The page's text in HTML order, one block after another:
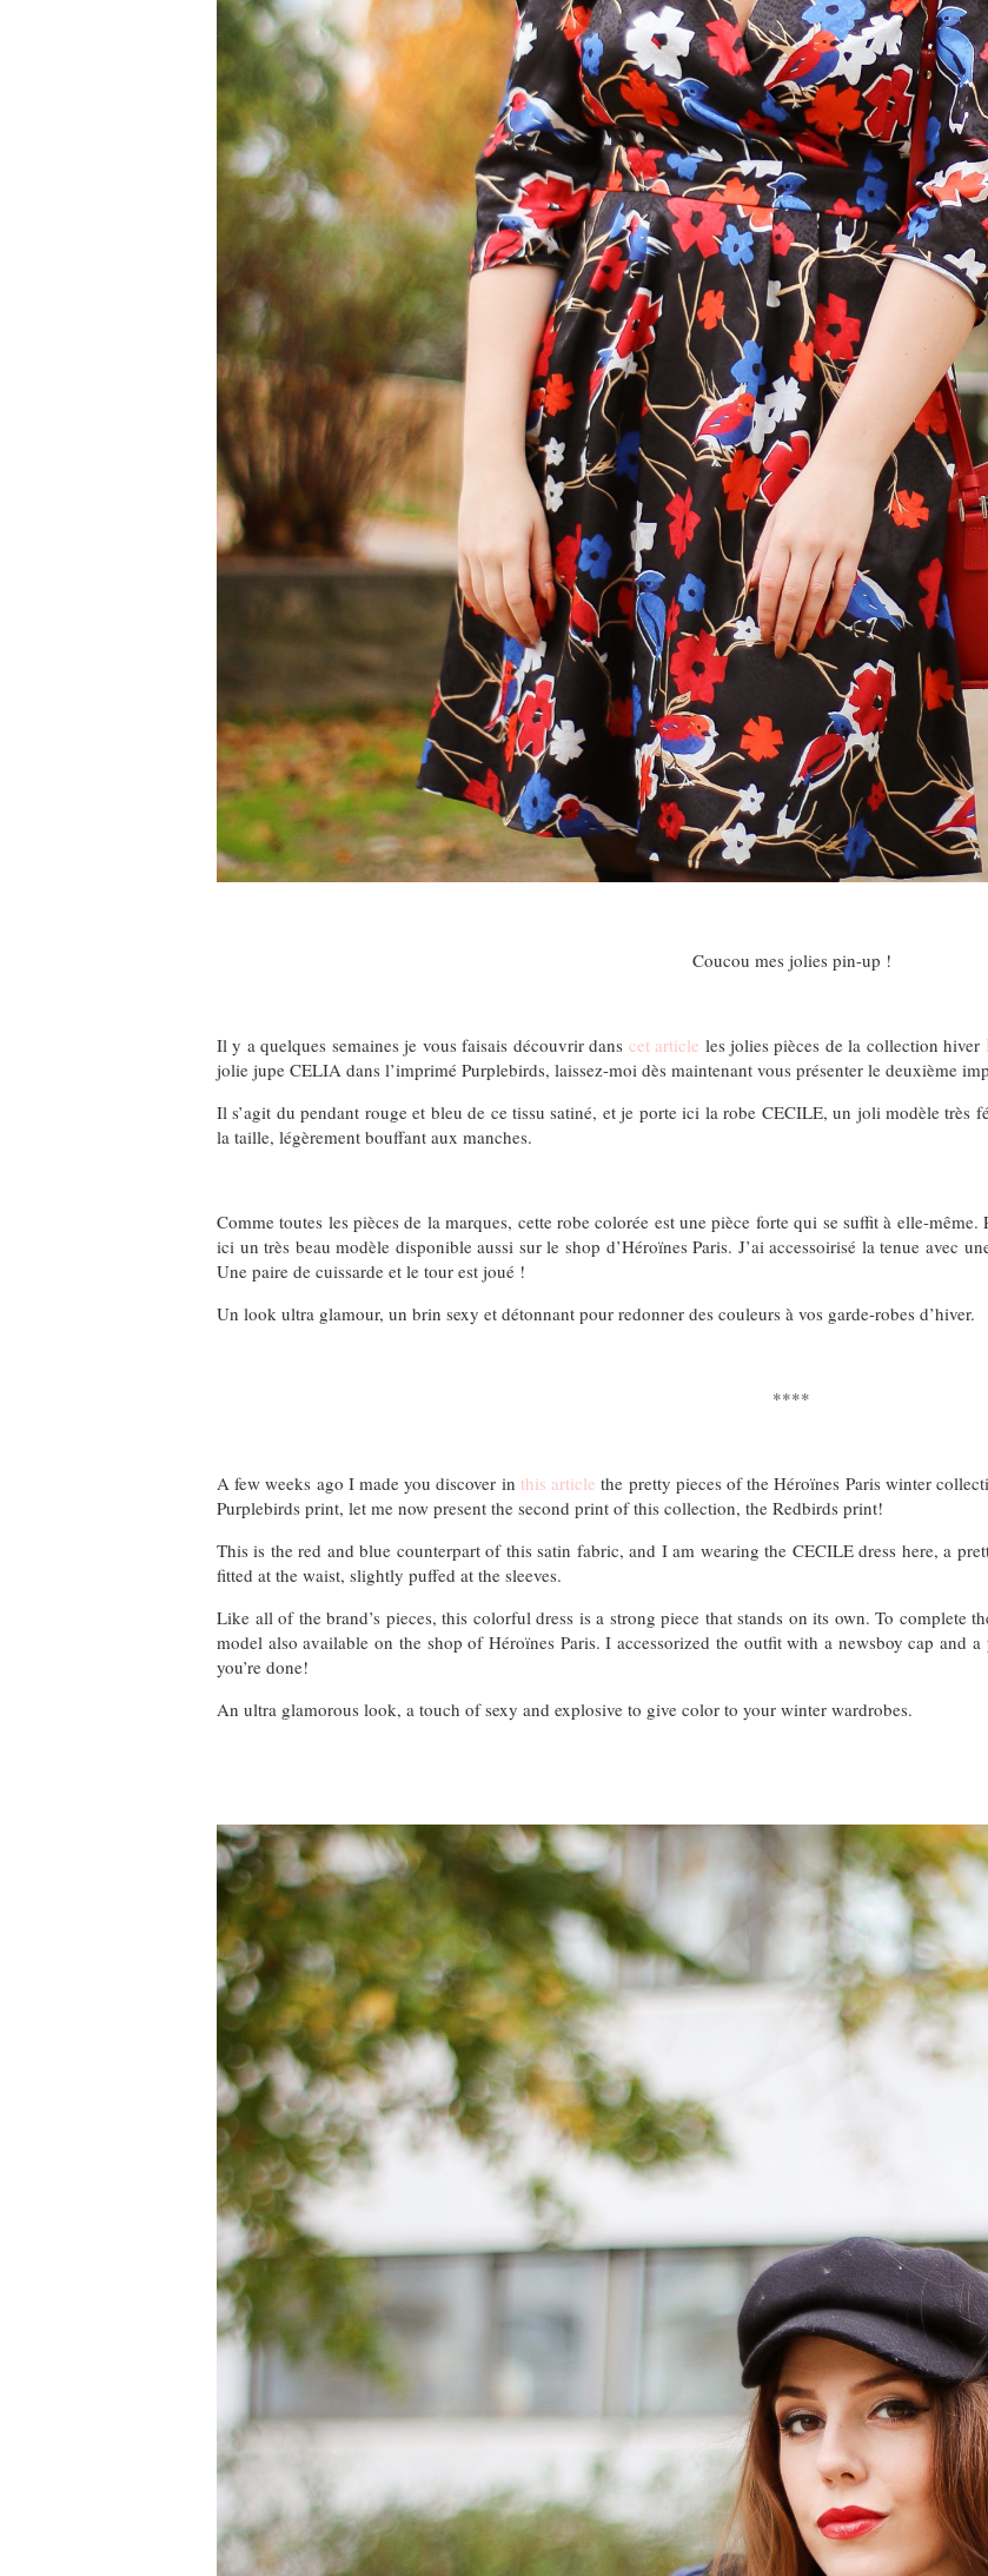
Coucou mes jolies pin-up !
Il y a quelques semaines je vous faisais découvrir dans cet article les jolies pièces de la collection hiver
jolie jupe CELIA dans l’imprimé Purplebirds, laissez-moi dès maintenant vous présenter le deuxième
Il s’agit du pendant rouge et bleu de ce tissu satiné, et je porte ici la robe CECILE, un joli modèle très
la taille, légèrement bouffant aux manches.
Comme toutes les pièces de la marques, cette robe colorée est une pièce forte qui se suffit à elle-
ici un très beau modèle disponible aussi sur le shop d’Héroïnes Paris. J’ai accessoirisé la tenue avec
Une paire de cuissarde et le tour est joué !
Un look ultra glamour, un brin sexy et détonnant pour redonner des couleurs à vos garde-robes d’hiver.
****
A few weeks ago I made you discover in this article the pretty pieces of the Héroïnes Paris winter
Purplebirds print, let me now present the second print of this collection, the Redbirds print!
This is the red and blue counterpart of this satin fabric, and I am wearing the CECILE dress here, a
fitted at the waist, slightly puffed at the sleeves.
Like all of the brand’s pieces, this colorful dress is a strong piece that stands on its own. To complete
model also available on the shop of Héroïnes Paris. I accessorized the outfit with a newsboy cap and
you’re done!
An ultra glamorous look, a touch of sexy and explosive to give color to your winter wardrobes.